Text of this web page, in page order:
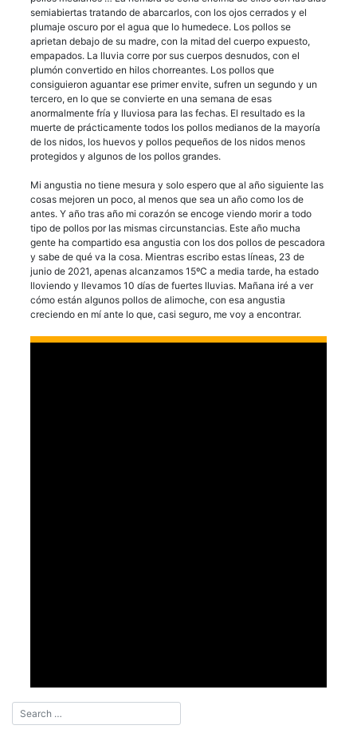
semiabiertas tratando de abarcarlos, con los ojos cerrados y el
plumaje oscuro por el agua que lo humedece. Los pollos se
aprietan debajo de su madre, con la mitad del cuerpo expuesto,
empapados. La lluvia corre por sus cuerpos desnudos, con el
plumón convertido en hilos chorreantes. Los pollos que
consiguieron aguantar ese primer envite, sufren un segundo y un
tercero, en lo que se convierte en una semana de esas
anormalmente fría y lluviosa para las fechas. El resultado es la
muerte de prácticamente todos los pollos medianos de la mayoría
de los nidos, los huevos y pollos pequeños de los nidos menos
protegidos y algunos de los pollos grandes.
Mi angustia no tiene mesura y solo espero que al año siguiente las
cosas mejoren un poco, al menos que sea un año como los de
antes. Y año tras año mi corazón se encoge viendo morir a todo
tipo de pollos por las mismas circunstancias. Este año mucha
gente ha compartido esa angustia con los dos pollos de pescadora
y sabe de qué va la cosa. Mientras escribo estas líneas, 23 de
junio de 2021, apenas alcanzamos 15ºC a media tarde, ha estado
lloviendo y llevamos 10 días de fuertes lluvias. Mañana iré a ver
cómo están algunos pollos de alimoche, con esa angustia
creciendo en mí ante lo que, casi seguro, me voy a encontrar.